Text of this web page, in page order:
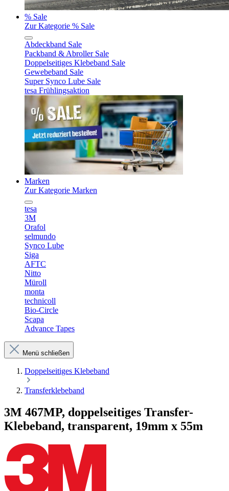
% Sale
Zur Kategorie % Sale
Abdeckband Sale
Packband & Abroller Sale
Doppelseitiges Klebeband Sale
Gewebeband Sale
Super Synco Lube Sale
tesa Frühlingsaktion
Marken
Zur Kategorie Marken
tesa
3M
Orafol
selmundo
Synco Lube
Siga
AFTC
Nitto
Müroll
monta
technicoll
Bio-Circle
Scapa
Advance Tapes
Menü schließen
Doppelseitiges Klebeband
Transferklebeband
3M 467MP, doppelseitiges Transfer-
Klebeband, transparent, 19mm x 55m